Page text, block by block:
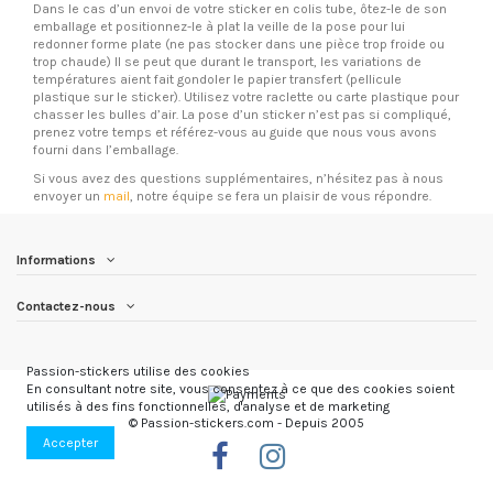
Dans le cas d’un envoi de votre sticker en colis tube, ôtez-le de son
emballage et positionnez-le à plat la veille de la pose pour lui
redonner forme plate (ne pas stocker dans une pièce trop froide ou
trop chaude) Il se peut que durant le transport, les variations de
températures aient fait gondoler le papier transfert (pellicule
plastique sur le sticker). Utilisez votre raclette ou carte plastique pour
chasser les bulles d’air. La pose d’un sticker n’est pas si compliqué,
prenez votre temps et référez-vous au guide que nous vous avons
fourni dans l’emballage.
Si vous avez des questions supplémentaires, n’hésitez pas à nous
envoyer un mail, notre équipe se fera un plaisir de vous répondre.
Informations
Contactez-nous
© Passion-stickers.com - Depuis 2005
Passion-stickers utilise des cookies
En consultant notre site, vous consentez à ce que des cookies soient
utilisés à des fins fonctionnelles, d'analyse et de marketing
Accepter